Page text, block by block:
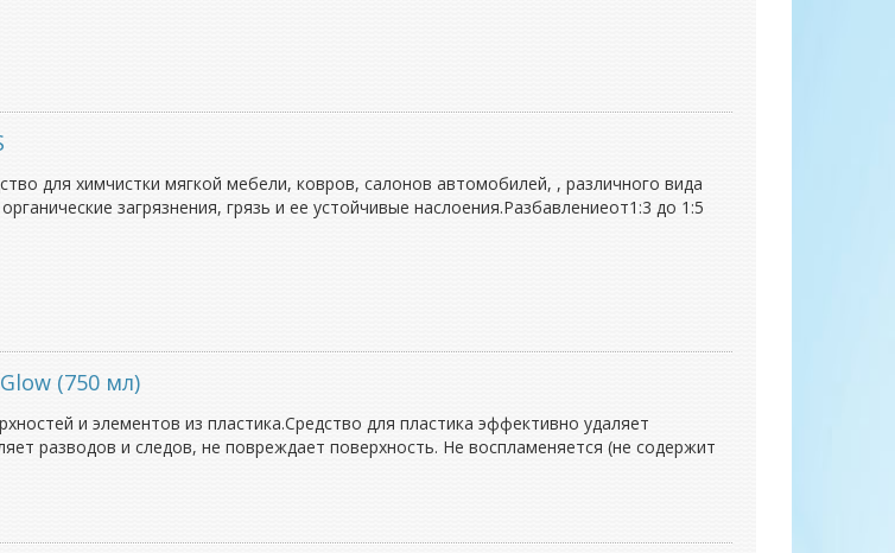
для химчистки мягкой мебели, ковров, салонов автомобилей, , различного вида
загрязнения, грязь и ее устойчивые наслоения.Разбавлениеот1:3 до 1:5
(750 мл)
и элементов из пластика.Средство для пластика эффективно удаляет
разводов и следов, не повреждает поверхность. Не воспламеняется (не содержит